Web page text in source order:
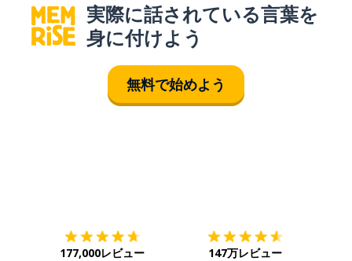
実際に話されている言葉を
身に付けよう
無料で始めよう
177,000レビュー 147万レビュー